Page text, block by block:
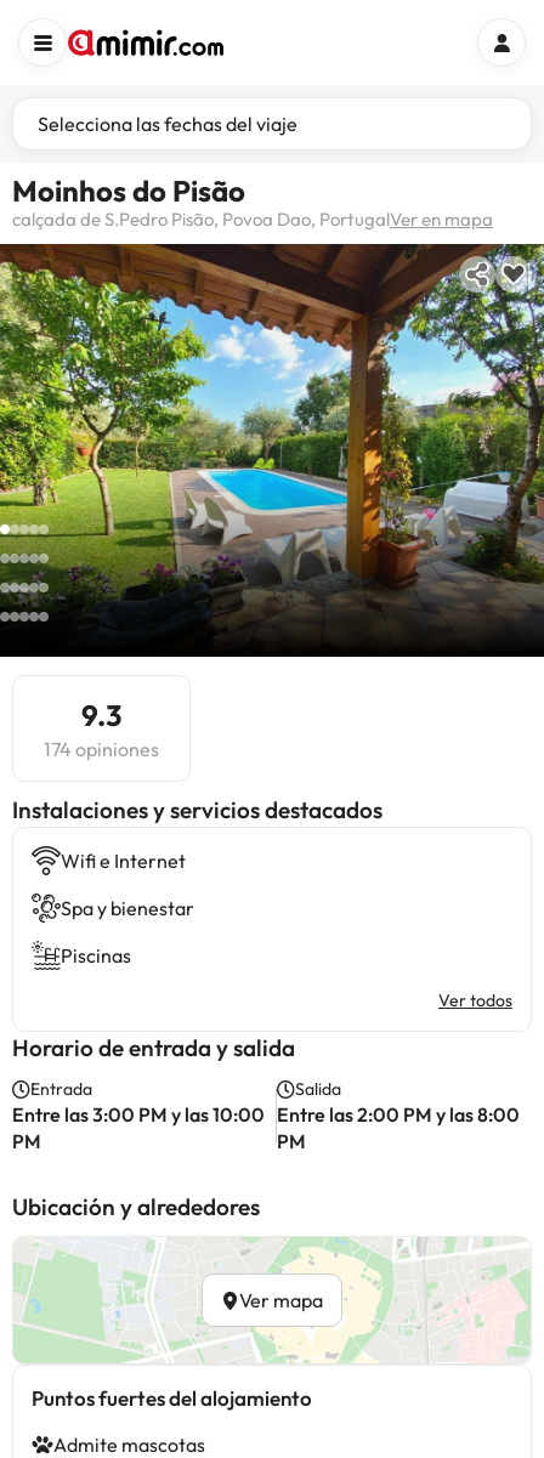
Selecciona las fechas del viaje
Moinhos do Pisão
calçada de S.Pedro Pisão, Povoa Dao, PortugalVer en mapa
9.3
174 opiniones
Instalaciones y servicios destacados
Wifi e Internet
Spa y bienestar
Piscinas
Ver todos
Horario de entrada y salida
Entrada
Entre las 3:00 PM y las 10:00
PM
Salida
Entre las 2:00 PM y las 8:00
PM
Ubicación y alrededores
Ver mapa
Puntos fuertes del alojamiento
Admite mascotas